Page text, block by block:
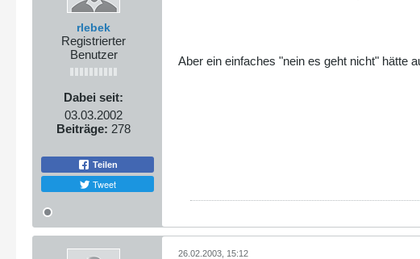
rlebek
Registrierter
Benutzer
Dabei seit:
03.03.2002
Beiträge: 278
Teilen
Tweet
Aber ein einfaches "nein es geht nicht" hätte
26.02.2003, 15:12